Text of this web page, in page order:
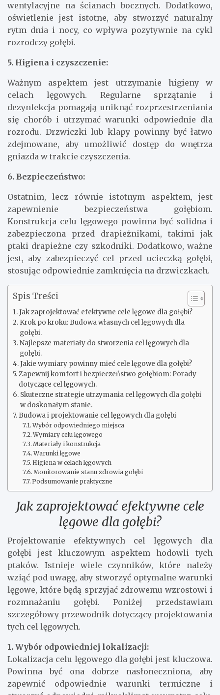
wentylacyjne na ścianach bocznych. Dodatkowo,
oświetlenie jest istotne, aby stworzyć naturalny
rytm dnia i nocy, co wpływa pozytywnie na cykl
rozrodczy gołębi.
5. Higiena i czyszczenie:
Ważnym aspektem jest utrzymanie higieny w
celach lęgowych. Regularne sprzątanie i
dezynfekcja pomagają uniknąć rozprzestrzeniania
się chorób i utrzymać warunki odpowiednie dla
rozrodu. Drzwiczki lub klapy powinny być łatwo
zdejmowane, aby umożliwić dostęp do wnętrza
gniazda w trakcie czyszczenia.
6. Bezpieczeństwo:
Ostatnim, lecz równie istotnym aspektem, jest
zapewnienie bezpieczeństwa gołębiom.
Konstrukcja celu lęgowego powinna być solidna i
zabezpieczona przed drapieżnikami, takimi jak
ptaki drapieżne czy szkodniki. Dodatkowo, ważne
jest, aby zabezpieczyć cel przed ucieczką gołębi,
stosując odpowiednie zamknięcia na drzwiczkach.
Spis Treści
Jak zaprojektować efektywne cele lęgowe dla gołębi?
Krok po kroku: Budowa własnych cel lęgowych dla
gołębi.
Najlepsze materiały do stworzenia cel lęgowych dla
gołębi.
Jakie wymiary powinny mieć cele lęgowe dla gołębi?
Zapewnij komfort i bezpieczeństwo gołębiom: Porady
dotyczące cel lęgowych.
Skuteczne strategie utrzymania cel lęgowych dla gołębi
w doskonałym stanie.
Budowa i projektowanie cel lęgowych dla gołębi
Wybór odpowiedniego miejsca
Wymiary celu lęgowego
Materiały i konstrukcja
Warunki lęgowe
Higiena w celach lęgowych
Monitorowanie stanu zdrowia gołębi
Podsumowanie praktyczne
Jak zaprojektować efektywne cele
lęgowe dla gołębi?
Projektowanie efektywnych cel lęgowych dla
gołębi jest kluczowym aspektem hodowli tych
ptaków. Istnieje wiele czynników, które należy
wziąć pod uwagę, aby stworzyć optymalne warunki
lęgowe, które będą sprzyjać zdrowemu wzrostowi i
rozmnażaniu gołębi. Poniżej przedstawiam
szczegółowy przewodnik dotyczący projektowania
tych cel lęgowych.
1. Wybór odpowiedniej lokalizacji:
Lokalizacja celu lęgowego dla gołębi jest kluczowa.
Powinna być ona dobrze nasłoneczniona, aby
zapewnić odpowiednie warunki termiczne i